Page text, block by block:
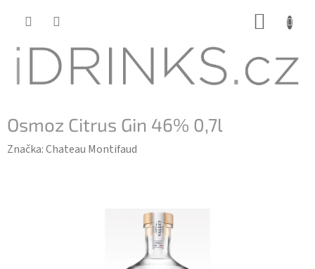
Osmoz Citrus Gin 46% 0,7l
Značka:Chateau Montifaud